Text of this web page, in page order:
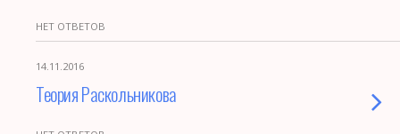
НЕТ ОТВЕТОВ
14.11.2016
Теория Раскольникова